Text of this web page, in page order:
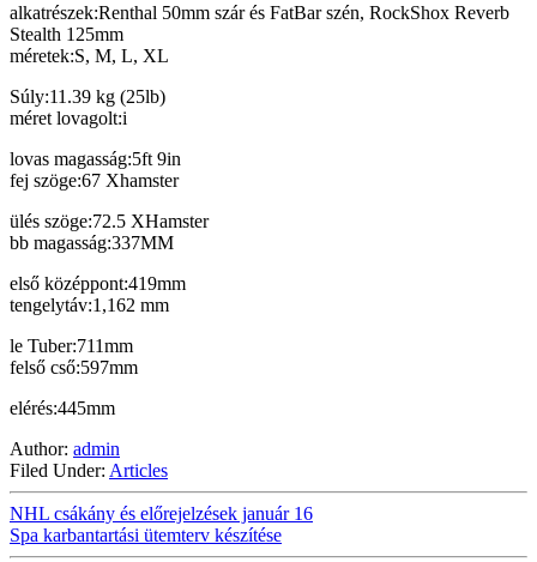
alkatrészek:Renthal 50mm szár és FatBar szén, RockShox Reverb
Stealth 125mm
méretek:S, M, L, XL
Súly:11.39 kg (25lb)
méret lovagolt:i
lovas magasság:5ft 9in
fej szöge:67 Xhamster
ülés szöge:72.5 XHamster
bb magasság:337MM
első középpont:419mm
tengelytáv:1,162 mm
le Tuber:711mm
felső cső:597mm
elérés:445mm
Author: admin
Filed Under: Articles
NHL csákány és előrejelzések január 16
Spa karbantartási ütemterv készítése